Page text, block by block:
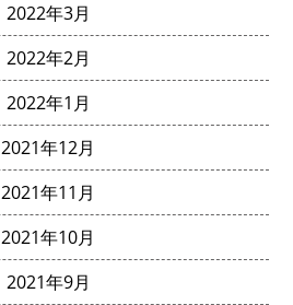
2022年3月
2022年2月
2022年1月
2021年12月
2021年11月
2021年10月
2021年9月